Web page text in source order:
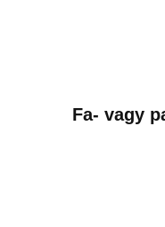
Fa- vagy